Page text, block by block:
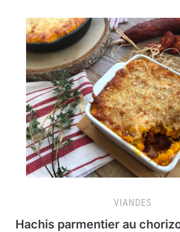
VIANDES
Hachis parmentier au